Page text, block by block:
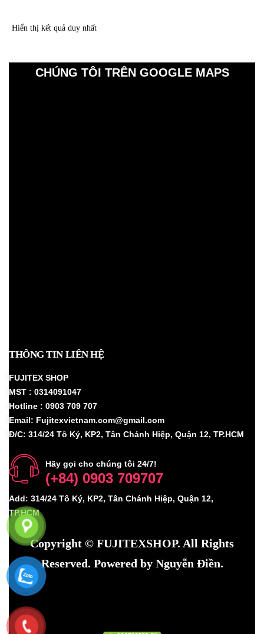
Hiển thị kết quả duy nhất
CHÚNG TÔI TRÊN GOOGLE MAPS
THÔNG TIN LIÊN HỆ
FUJITEX SHOP
MST : 0314091047
Hotline : 0903 709 707
Email: Fujitexvietnam.com@gmail.com
Đ/C: 314/24 Tô Ký, KP2, Tân Chánh Hiệp, Quận 12, TP.HCM
Hãy gọi cho chúng tôi 24/7!
(+84) 0903 709707
Add: 314/24 Tô Ký, KP2, Tân Chánh Hiệp, Quận 12,
TP.HCM
Copyright © FUJITEXSHOP. All Rights
Reserved. Powered by Nguyễn Điền.
Máy phun sương
nhà yến